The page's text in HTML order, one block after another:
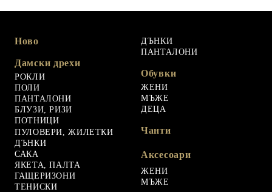
Ново
Дамски дрехи
РОКЛИ
ПОЛИ
ПАНТАЛОНИ
БЛУЗИ, РИЗИ
ПОТНИЦИ
ПУЛОВЕРИ, ЖИЛЕТКИ
ДЪНКИ
САКА
ЯКЕТА, ПАЛТА
ГАЩЕРИЗОНИ
ТЕНИСКИ
ДЪНКИ
ПАНТАЛОНИ
Обувки
ЖЕНИ
МЪЖЕ
ДЕЦА
Чанти
Аксесоари
ЖЕНИ
МЪЖЕ